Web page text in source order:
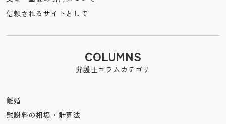
信頼されるサイトとして
COLUMNS
弁護士コラムカテゴリ
離婚
慰謝料の相場・計算法